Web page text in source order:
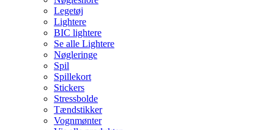
Legetøj
Lightere
BIC lightere
Se alle Lightere
Nøgleringe
Spil
Spillekort
Stickers
Stressbolde
Tændstikker
Vognmønter